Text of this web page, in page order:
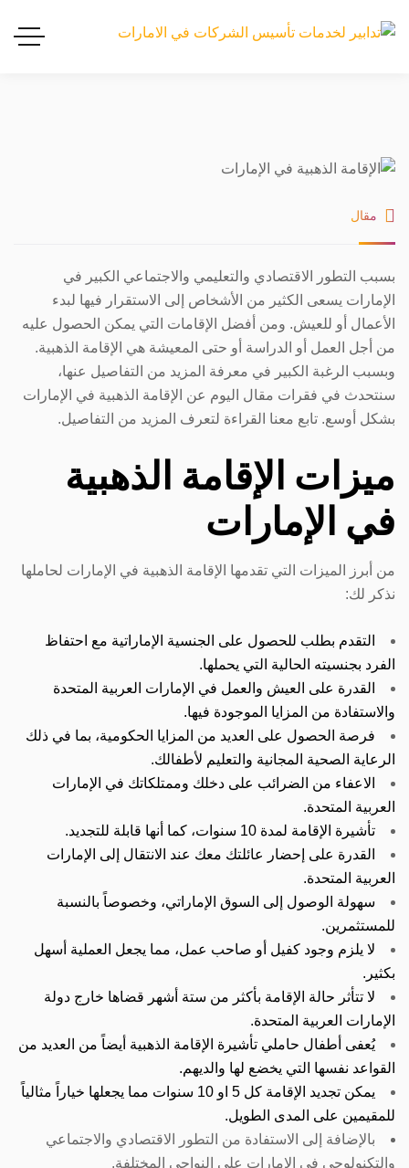
مقال
بسبب التطور الاقتصادي والتعليمي والاجتماعي الكبير في
الإمارات يسعى الكثير من الأشخاص إلى الاستقرار فيها لبدء
الأعمال أو للعيش. ومن أفضل الإقامات التي يمكن الحصول عليه
من أجل العمل أو الدراسة أو حتى المعيشة هي الإقامة الذهبية.
وبسبب الرغبة الكبير في معرفة المزيد من التفاصيل عنها،
سنتحدث في فقرات مقال اليوم عن الإقامة الذهبية في الإمارات
بشكل أوسع. تابع معنا القراءة لتعرف المزيد من التفاصيل.
ميزات الإقامة الذهبية
في الإمارات
من أبرز الميزات التي تقدمها الإقامة الذهبية في الإمارات لحاملها
نذكر لك:
التقدم بطلب للحصول على الجنسية الإماراتية مع احتفاظ
الفرد بجنسيته الحالية التي يحملها.
القدرة على العيش والعمل في الإمارات العربية المتحدة
والاستفادة من المزايا الموجودة فيها.
فرصة الحصول على العديد من المزايا الحكومية، بما في ذلك
الرعاية الصحية المجانية والتعليم لأطفالك.
الاعفاء من الضرائب على دخلك وممتلكاتك في الإمارات
العربية المتحدة.
تأشيرة الإقامة لمدة 10 سنوات، كما أنها قابلة للتجديد.
القدرة على إحضار عائلتك معك عند الانتقال إلى الإمارات
العربية المتحدة.
سهولة الوصول إلى السوق الإماراتي، وخصوصاً بالنسبة
للمستثمرين.
لا يلزم وجود كفيل أو صاحب عمل، مما يجعل العملية أسهل
بكثير.
لا تتأثر حالة الإقامة بأكثر من ستة أشهر قضاها خارج دولة
الإمارات العربية المتحدة.
يُعفى أطفال حاملي تأشيرة الإقامة الذهبية أيضاً من العديد من
القواعد نفسها التي يخضع لها والديهم.
يمكن تجديد الإقامة كل 5 او 10 سنوات مما يجعلها خياراً مثالياً
للمقيمين على المدى الطويل.
بالإضافة إلى الاستفادة من التطور الاقتصادي والاجتماعي
والتكنولوجي في الإمارات على النواحي المختلفة.